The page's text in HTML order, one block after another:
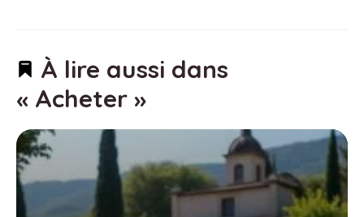
À lire aussi dans
« Acheter »